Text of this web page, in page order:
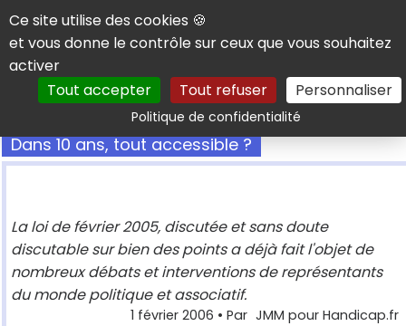
Panneau de gestion des cookies
Ce site utilise des cookies 🍪
et vous donne le contrôle sur ceux que vous souhaitez
activer
Tout accepter
Tout refuser Personnaliser
Politique de confidentialitéRechercher
Dans 10 ans, tout accessible ?
La loi de février 2005, discutée et sans doute
discutable sur bien des points a déjà fait l'objet de
nombreux débats et interventions de représentants
du monde politique et associatif.
1 février 2006 • Par JMM pour Handicap.fr